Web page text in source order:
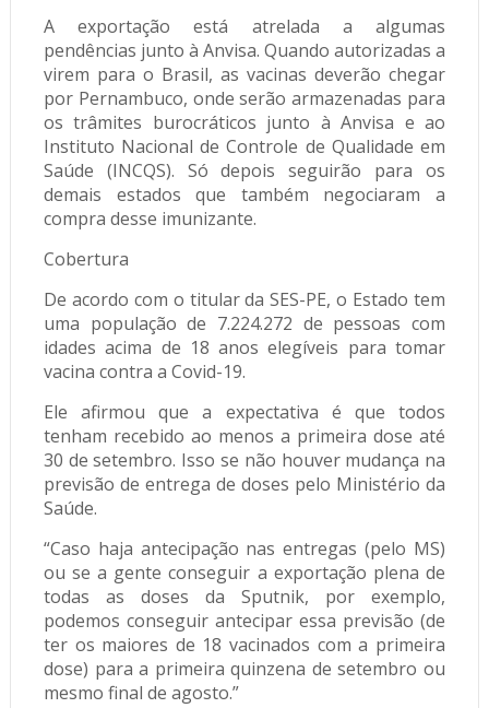
A exportação está atrelada a algumas
pendências junto à Anvisa. Quando autorizadas a
virem para o Brasil, as vacinas deverão chegar
por Pernambuco, onde serão armazenadas para
os trâmites burocráticos junto à Anvisa e ao
Instituto Nacional de Controle de Qualidade em
Saúde (INCQS). Só depois seguirão para os
demais estados que também negociaram a
compra desse imunizante.
Cobertura
De acordo com o titular da SES-PE, o Estado tem
uma população de 7.224.272 de pessoas com
idades acima de 18 anos elegíveis para tomar
vacina contra a Covid-19.
Ele afirmou que a expectativa é que todos
tenham recebido ao menos a primeira dose até
30 de setembro. Isso se não houver mudança na
previsão de entrega de doses pelo Ministério da
Saúde.
“Caso haja antecipação nas entregas (pelo MS)
ou se a gente conseguir a exportação plena de
todas as doses da Sputnik, por exemplo,
podemos conseguir antecipar essa previsão (de
ter os maiores de 18 vacinados com a primeira
dose) para a primeira quinzena de setembro ou
mesmo final de agosto.”